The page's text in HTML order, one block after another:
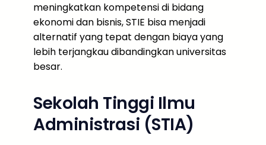
meningkatkan kompetensi di bidang
ekonomi dan bisnis, STIE bisa menjadi
alternatif yang tepat dengan biaya yang
lebih terjangkau dibandingkan universitas
besar.
Sekolah Tinggi Ilmu
Administrasi (STIA)